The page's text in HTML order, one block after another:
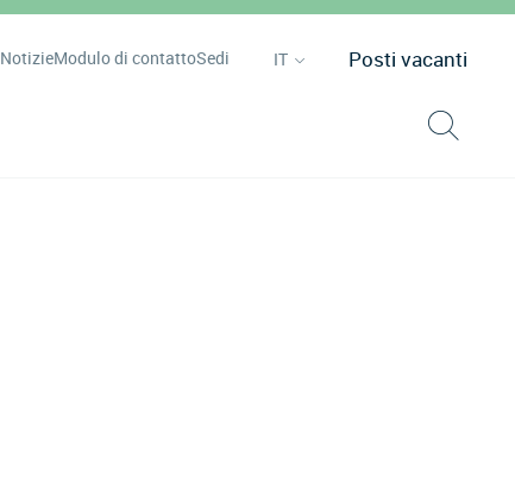
NotizieModulo di contattoSedi IT Posti vacanti